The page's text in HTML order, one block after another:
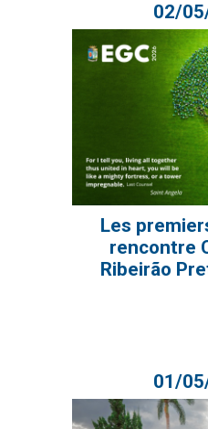
02/
Les
rencontre
Ribeirão
01/